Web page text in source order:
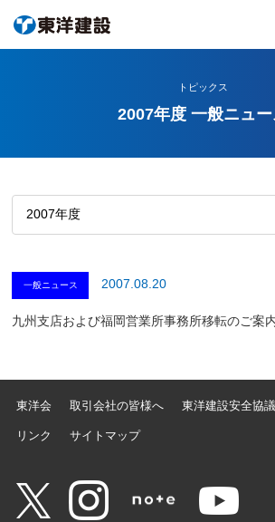
トピックス
2007年度 一般ニュー
一般ニュース 2007.08.20
九州支店および福岡営業所事務所移転のご案
東洋会 取引会社の皆様へ 東洋建設安全協
リンク サイトマップ